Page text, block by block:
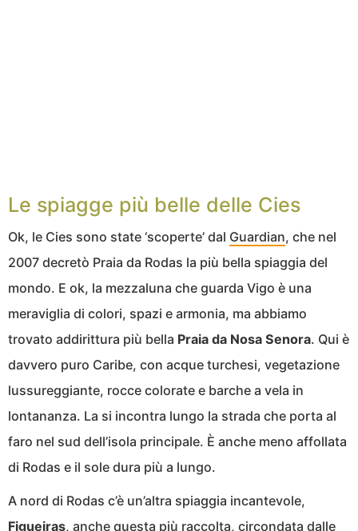
Le spiagge più belle delle Cies
Ok, le Cies sono state ‘scoperte’ dal Guardian, che nel
2007 decretò Praia da Rodas la più bella spiaggia del
mondo. E ok, la mezzaluna che guarda Vigo è una
meraviglia di colori, spazi e armonia, ma abbiamo
trovato addirittura più bella Praia da Nosa Senora. Qui è
davvero puro Caribe, con acque turchesi, vegetazione
lussureggiante, rocce colorate e barche a vela in
lontananza. La si incontra lungo la strada che porta al
faro nel sud dell’isola principale. È anche meno affollata
di Rodas e il sole dura più a lungo.
A nord di Rodas c’è un’altra spiaggia incantevole,
Figueiras, anche questa più raccolta, circondata dalle